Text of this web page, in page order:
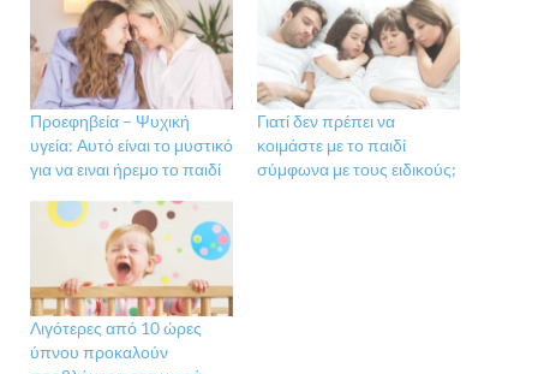
Προεφηβεία – Ψυχική
υγεία: Αυτό είναι το μυστικό
για να ειναι ήρεμο το παιδί
Γιατί δεν πρέπει να
κοιμάστε με το παιδί
σύμφωνα με τους ειδικούς;
Λιγότερες από 10 ώρες
ύπνου προκαλούν